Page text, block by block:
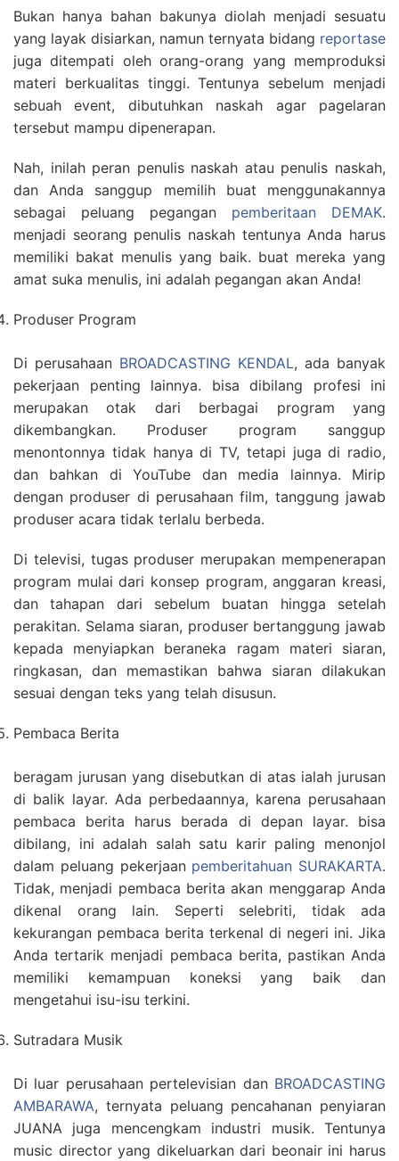
Bukan hanya bahan bakunya diolah menjadi sesuatu
yang layak disiarkan, namun ternyata bidang reportase
juga ditempati oleh orang-orang yang memproduksi
materi berkualitas tinggi. Tentunya sebelum menjadi
sebuah event, dibutuhkan naskah agar pagelaran
tersebut mampu dipenerapan.
Nah, inilah peran penulis naskah atau penulis naskah,
dan Anda sanggup memilih buat menggunakannya
sebagai peluang pegangan pemberitaan DEMAK.
menjadi seorang penulis naskah tentunya Anda harus
memiliki bakat menulis yang baik. buat mereka yang
amat suka menulis, ini adalah pegangan akan Anda!
Produser Program
Di perusahaan BROADCASTING KENDAL, ada banyak
pekerjaan penting lainnya. bisa dibilang profesi ini
merupakan otak dari berbagai program yang
dikembangkan. Produser program sanggup
menontonnya tidak hanya di TV, tetapi juga di radio,
dan bahkan di YouTube dan media lainnya. Mirip
dengan produser di perusahaan film, tanggung jawab
produser acara tidak terlalu berbeda.
Di televisi, tugas produser merupakan mempenerapan
program mulai dari konsep program, anggaran kreasi,
dan tahapan dari sebelum buatan hingga setelah
perakitan. Selama siaran, produser bertanggung jawab
kepada menyiapkan beraneka ragam materi siaran,
ringkasan, dan memastikan bahwa siaran dilakukan
sesuai dengan teks yang telah disusun.
Pembaca Berita
beragam jurusan yang disebutkan di atas ialah jurusan
di balik layar. Ada perbedaannya, karena perusahaan
pembaca berita harus berada di depan layar. bisa
dibilang, ini adalah salah satu karir paling menonjol
dalam peluang pekerjaan pemberitahuan SURAKARTA.
Tidak, menjadi pembaca berita akan menggarap Anda
dikenal orang lain. Seperti selebriti, tidak ada
kekurangan pembaca berita terkenal di negeri ini. Jika
Anda tertarik menjadi pembaca berita, pastikan Anda
memiliki kemampuan koneksi yang baik dan
mengetahui isu-isu terkini.
Sutradara Musik
Di luar perusahaan pertelevisian dan BROADCASTING
AMBARAWA, ternyata peluang pencahanan penyiaran
JUANA juga mencengkam industri musik. Tentunya
music director yang dikeluarkan dari beonair ini harus